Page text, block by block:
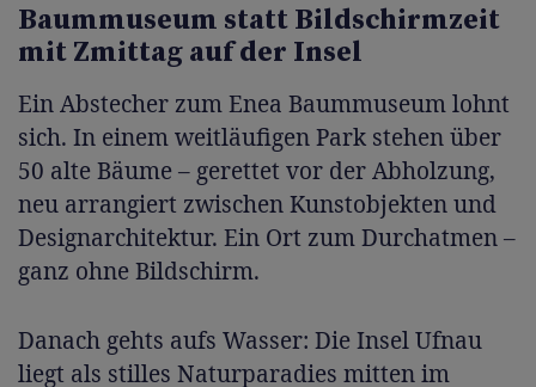
Baummuseum statt Bildschirmzeit
mit Zmittag auf der Insel
Ein Abstecher zum Enea Baummuseum lohnt
sich. In einem weitläufigen Park stehen über
50 alte Bäume – gerettet vor der Abholzung,
neu arrangiert zwischen Kunstobjekten und
Designarchitektur. Ein Ort zum Durchatmen –
ganz ohne Bildschirm.
Danach gehts aufs Wasser: Die Insel Ufnau
liegt als stilles Naturparadies mitten im